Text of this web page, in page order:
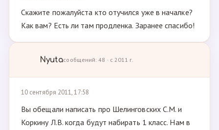
Скажите пожалуйста кто отучился уже в началке?
Как вам? Есть ли там продленка. Заранее спасибо!
Nyutaсообщений: 48 · с 2011 г.
10 сентября 2011, 17:58
Вы обещали написать про Шелинговских С.М. и
Коркину Л.В. когда будут набирать 1 класс. Нам в